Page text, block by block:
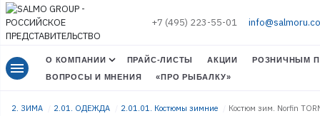
+7 (495) 223-55-01
menu О КОМПАНИИ ПРАЙС-ЛИСТЫ АКЦИИ
РОЗНИЧНЫМ
ВОПРОСЫ И МНЕНИЯ
«ПРО РЫБАЛКУ»
2. ЗИМА 2.01. ОДЕЖДА 2.01.01. Костюмы зимние Костюм зим. Norfin